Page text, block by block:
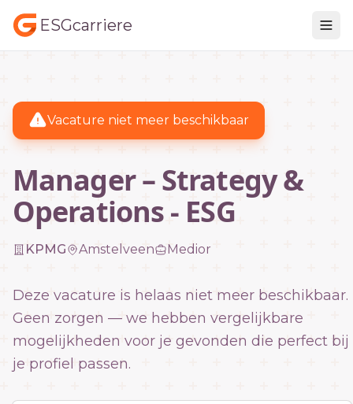
ESGcarriere
Vacature niet meer beschikbaar
Manager – Strategy &
Operations - ESG
KPMG Amstelveen Medior
Deze vacature is helaas niet meer beschikbaar.
Geen zorgen — we hebben vergelijkbare
mogelijkheden voor je gevonden die perfect bij
je profiel passen.